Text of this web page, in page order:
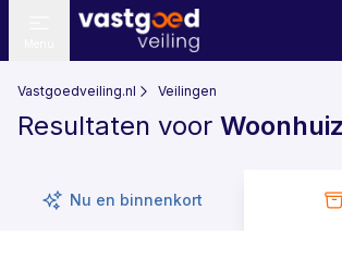
Vastgoedveiling.nl Veilingen
Resultaten voor
Nu en binnenkort